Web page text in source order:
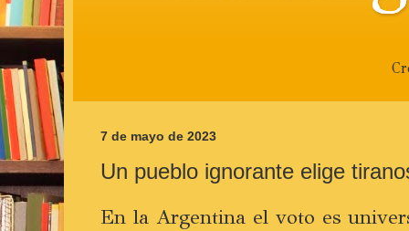
7 de mayo de 2023
Un pueblo ignorante elige
En la Argentina el voto es